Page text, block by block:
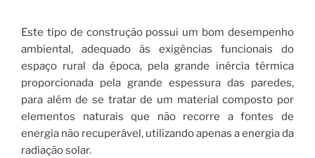
Este tipo de construção possui um bom desempenho
ambiental, adequado às exigências funcionais do
espaço rural da época, pela grande inércia térmica
proporcionada pela grande espessura das paredes,
para além de se tratar de um material composto por
elementos naturais que não recorre a fontes de
energia não recuperável, utilizando apenas a energia da
radiação solar.